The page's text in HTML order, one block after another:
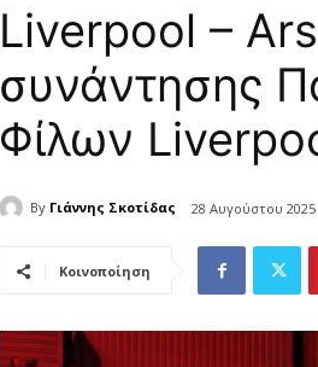
Liverpool –
συνάντησης
Φίλων
By Γιάννης Σκοτίδας 28 Αυγούστου 2025
Κοινοποίηση